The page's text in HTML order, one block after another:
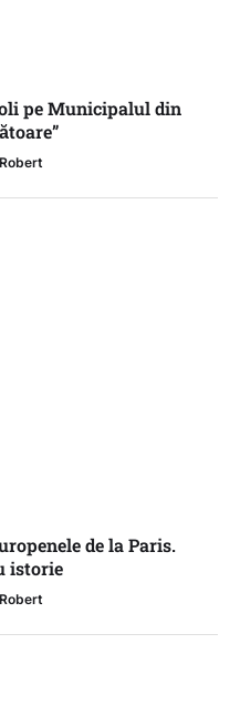
pe Municipalul din
de la Paris.
istorie